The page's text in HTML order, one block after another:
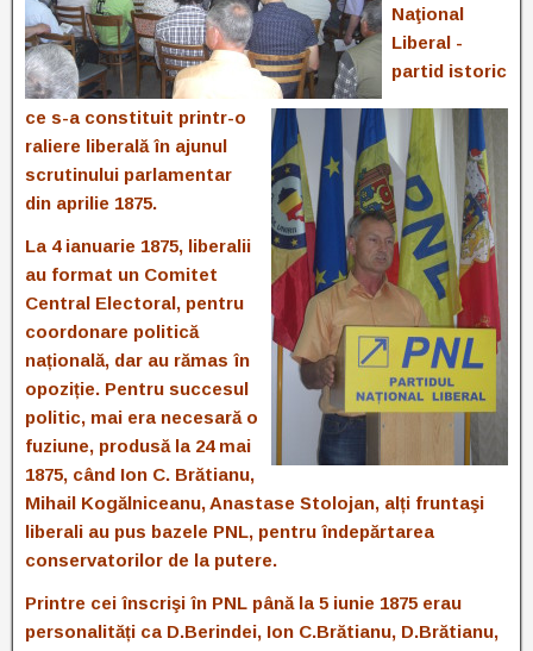
Naţional
Liberal -
partid istoric
ce s-a constituit printr-o
raliere liberală în ajunul
scrutinului parlamentar
din aprilie 1875.
La 4 ianuarie 1875, liberalii
au format un Comitet
Central Electoral, pentru
coordonare politică
națională, dar au rămas în
opoziție. Pentru succesul
politic, mai era necesară o
fuziune, produsă la 24 mai
1875, când Ion C. Brătianu,
Mihail Kogălniceanu, Anastase Stolojan, alți fruntaşi
liberali au pus bazele PNL, pentru îndepărtarea
conservatorilor de la putere.
Printre cei înscrişi în PNL până la 5 iunie 1875 erau
personalități ca D.Berindei, Ion C.Brătianu, D.Brătianu,